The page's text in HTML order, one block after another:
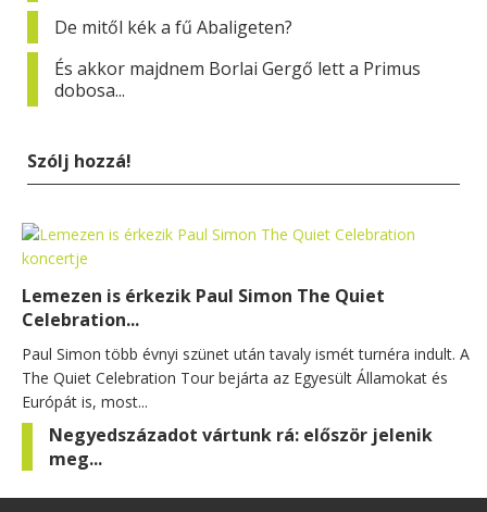
De mitől kék a fű Abaligeten?
És akkor majdnem Borlai Gergő lett a Primus
dobosa...
Szólj hozzá!
Lemezen is érkezik Paul Simon The Quiet
Celebration...
Paul Simon több évnyi szünet után tavaly ismét turnéra indult. A
The Quiet Celebration Tour bejárta az Egyesült Államokat és
Európát is, most...
Negyedszázadot vártunk rá: először jelenik
meg...